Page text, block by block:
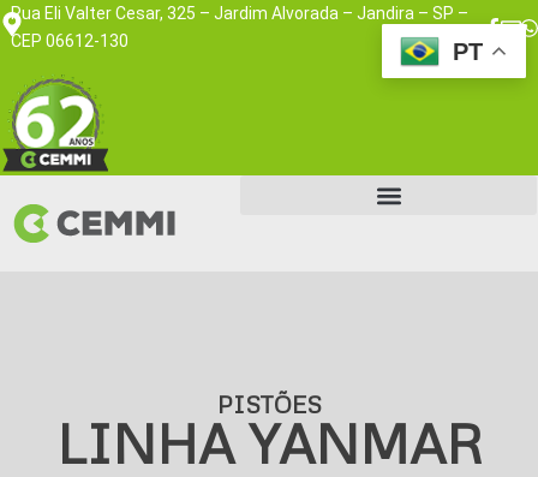
Rua Eli Valter Cesar, 325 – Jardim Alvorada – Jandira – SP –
CEP 06612-130
PISTÕES
LINHA YANMAR
PT